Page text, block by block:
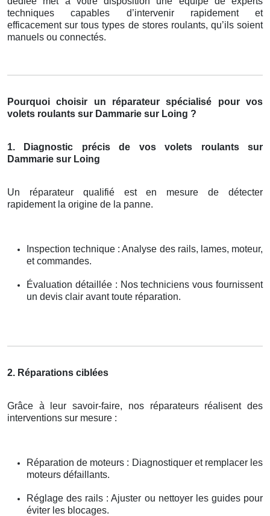
techniques capables d’intervenir rapidement et
efficacement sur tous types de stores roulants, qu’ils soient
manuels ou connectés.
Pourquoi choisir un réparateur spécialisé pour vos
volets roulants sur Dammarie sur Loing ?
1. Diagnostic précis de vos volets roulants sur
Dammarie sur Loing
Un réparateur qualifié est en mesure de détecter
rapidement la origine de la panne.
Inspection technique : Analyse des rails, lames, moteur,
et commandes.
Évaluation détaillée : Nos techniciens vous fournissent
un devis clair avant toute réparation.
2. Réparations ciblées
Grâce à leur savoir-faire, nos réparateurs réalisent des
interventions sur mesure :
Réparation de moteurs : Diagnostiquer et remplacer les
moteurs défaillants.
Réglage des rails : Ajuster ou nettoyer les guides pour
éviter les blocages.